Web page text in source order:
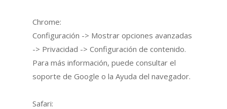
Chrome:
Configuración -> Mostrar opciones avanzadas
-> Privacidad -> Configuración de contenido.
Para más información, puede consultar el
soporte de Google o la Ayuda del navegador.
Safari: